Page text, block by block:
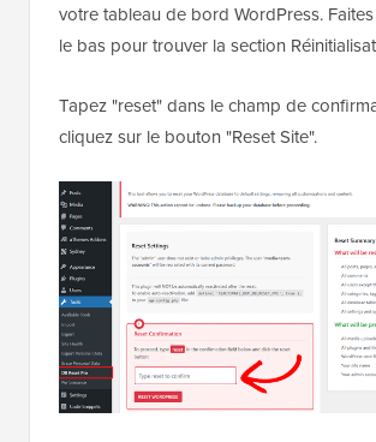
votre tableau de bord WordPress.
le bas pour trouver la section
Tapez "reset" dans le champ de
cliquez sur le bouton "Reset Site".